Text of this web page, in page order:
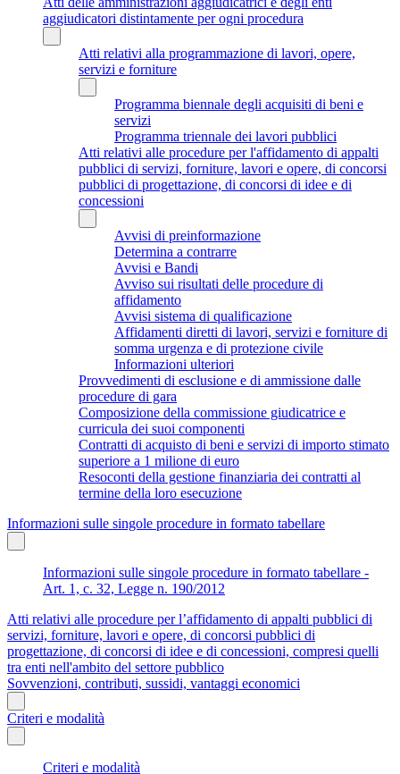
aggiudicatori distintamente per ogni procedura
Atti relativi alla programmazione di lavori, opere,
servizi e forniture
Programma biennale degli acquisiti di beni e
servizi
Programma triennale dei lavori pubblici
Atti relativi alle procedure per l'affidamento di appalti
pubblici di servizi, forniture, lavori e opere, di concorsi
pubblici di progettazione, di concorsi di idee e di
concessioni
Avvisi di preinformazione
Determina a contrarre
Avvisi e Bandi
Avviso sui risultati delle procedure di
affidamento
Avvisi sistema di qualificazione
Affidamenti diretti di lavori, servizi e forniture di
somma urgenza e di protezione civile
Informazioni ulteriori
Provvedimenti di esclusione e di ammissione dalle
procedure di gara
Composizione della commissione giudicatrice e
curricula dei suoi componenti
Contratti di acquisto di beni e servizi di importo stimato
superiore a 1 milione di euro
Resoconti della gestione finanziaria dei contratti al
termine della loro esecuzione
Informazioni sulle singole procedure in formato tabellare
Informazioni sulle singole procedure in formato tabellare -
Art. 1, c. 32, Legge n. 190/2012
Atti relativi alle procedure per l’affidamento di appalti pubblici di
servizi, forniture, lavori e opere, di concorsi pubblici di
progettazione, di concorsi di idee e di concessioni, compresi quelli
tra enti nell'ambito del settore pubblico
Sovvenzioni, contributi, sussidi, vantaggi economici
Criteri e modalità
Criteri e modalità